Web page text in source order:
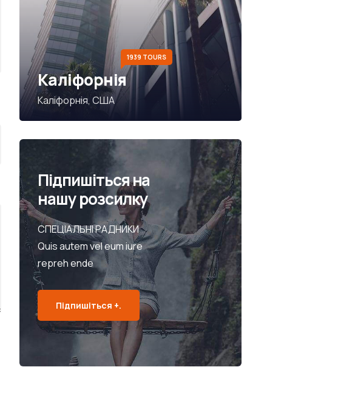
1939 TOURS
Каліфорнія
Каліфорнія, США
Підпишіться на
нашу розсилку
СПЕЦІАЛЬНІ РАДНИКИ
Quis autem vel eum iure
repreh ende
Підпишіться +.